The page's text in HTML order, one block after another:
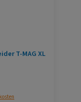
T-MAG XL